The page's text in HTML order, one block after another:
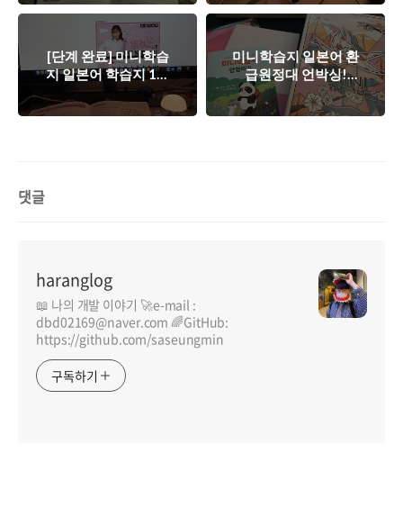
[단계 완료] 미니학습
지 일본어 학습지 1단
계
미니학습지 일본어 환
급원정대 언박싱!
feat. 일본어 뿌시기
대작전
댓글
haranglog
📖 나의 개발 이야기 🚀e-mail :
dbd02169@naver.com 🌈GitHub:
https://github.com/saseungmin
구독하기